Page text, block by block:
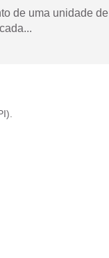
de uma unidade de
).